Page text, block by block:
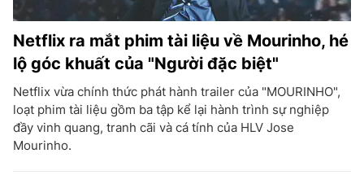
Netflix ra mắt phim tài liệu về Mourinho, hé
lộ góc khuất của "Người đặc biệt"
Netflix vừa chính thức phát hành trailer của "MOURINHO",
loạt phim tài liệu gồm ba tập kể lại hành trình sự nghiệp
đầy vinh quang, tranh cãi và cá tính của HLV Jose
Mourinho.